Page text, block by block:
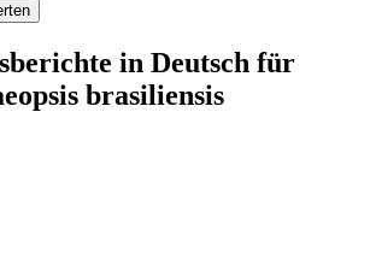
in Deutsch für
brasiliensis